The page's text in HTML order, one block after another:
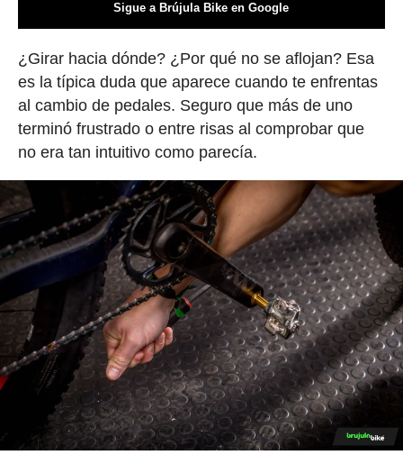
Sigue a Brújula Bike en Google
¿Girar hacia dónde? ¿Por qué no se aflojan? Esa
es la típica duda que aparece cuando te enfrentas
al cambio de pedales. Seguro que más de uno
terminó frustrado o entre risas al comprobar que
no era tan intuitivo como parecía.